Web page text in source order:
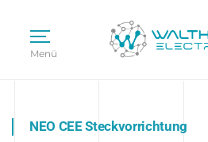
Menü
NEO CEE Steckvorrichtung